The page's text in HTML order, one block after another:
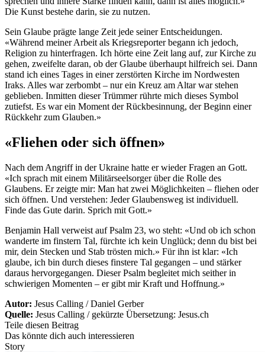
Die Kunst bestehe darin, sie zu nutzen.
Sein Glaube prägte lange Zeit jede seiner Entscheidungen.
«Während meiner Arbeit als Kriegsreporter begann ich jedoch,
Religion zu hinterfragen. Ich hörte eine Zeit lang auf, zur Kirche zu
gehen, zweifelte daran, ob der Glaube überhaupt hilfreich sei. Dann
stand ich eines Tages in einer zerstörten Kirche im Nordwesten
Iraks. Alles war zerbombt – nur ein Kreuz am Altar war stehen
geblieben. Inmitten dieser Trümmer rührte mich dieses Symbol
zutiefst. Es war ein Moment der Rückbesinnung, der Beginn einer
Rückkehr zum Glauben.»
«Fliehen oder sich öffnen»
Nach dem Angriff in der Ukraine hatte er wieder Fragen an Gott.
«Ich sprach mit einem Militärseelsorger über die Rolle des
Glaubens. Er zeigte mir: Man hat zwei Möglichkeiten – fliehen oder
sich öffnen. Und verstehen: Jeder Glaubensweg ist individuell.
Finde das Gute darin. Sprich mit Gott.»
Benjamin Hall verweist auf Psalm 23, wo steht: «Und ob ich schon
wanderte im finstern Tal, fürchte ich kein Unglück; denn du bist bei
mir, dein Stecken und Stab trösten mich.» Für ihn ist klar: «Ich
glaube, ich bin durch dieses finstere Tal gegangen – und stärker
daraus hervorgegangen. Dieser Psalm begleitet mich seither in
schwierigen Momenten – er gibt mir Kraft und Hoffnung.»
Autor: Jesus Calling / Daniel Gerber
Quelle: Jesus Calling / gekürzte Übersetzung: Jesus.ch
Teile diesen Beitrag
Das könnte dich auch interessieren
Story